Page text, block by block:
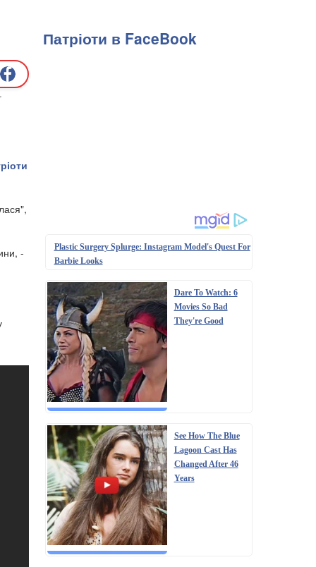
-
Патріоти в FaceBook
Plastic Surgery Splurge: Instagram Model's Quest For
Barbie Looks
Dare To Watch: 6
Movies So Bad
They're Good
See How The Blue
Lagoon Cast Has
Changed After 46
Years